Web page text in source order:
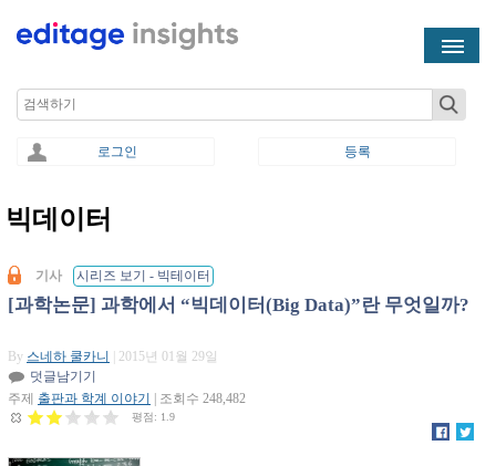
Search
로그인 등록
You are here
빅데이터
기사 시리즈 보기 - 빅테이터
[과학논문] 과학에서 “빅데이터(Big Data)”란 무엇일까?
By 스네하 쿨카니
| 2015년 01월 29일
덧글남기기
주제 출판과 학계 이야기 | 조회수 248,482
평점: 1.9